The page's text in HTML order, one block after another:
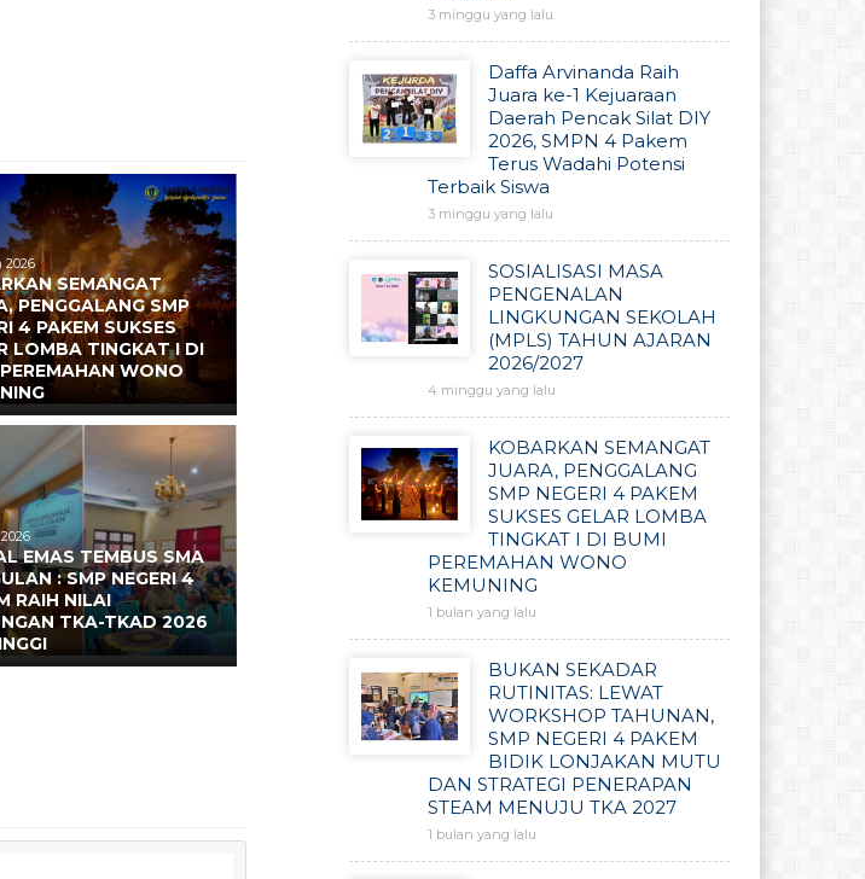
2026
SEMANGAT
PENGGALANG SMP
4 PAKEM SUKSES
LOMBA TINGKAT I DI
WONO
EMAS TEMBUS SMA
: SMP NEGERI 4
RAIH NILAI
TKA-TKAD 2026
3 minggu yang lalu
Daffa Arvinanda Raih
Juara ke-1 Kejuaraan
Daerah Pencak Silat DIY
2026, SMPN 4 Pakem
Terus Wadahi Potensi
Terbaik Siswa
3 minggu yang lalu
SOSIALISASI MASA
PENGENALAN
LINGKUNGAN SEKOLAH
(MPLS) TAHUN AJARAN
2026/2027
4 minggu yang lalu
KOBARKAN SEMANGAT
JUARA, PENGGALANG
SMP NEGERI 4 PAKEM
SUKSES GELAR LOMBA
TINGKAT I DI BUMI
PEREMAHAN WONO
KEMUNING
1 bulan yang lalu
BUKAN SEKADAR
RUTINITAS: LEWAT
WORKSHOP TAHUNAN,
SMP NEGERI 4 PAKEM
BIDIK LONJAKAN MUTU
DAN STRATEGI PENERAPAN
STEAM MENUJU TKA 2027
1 bulan yang lalu